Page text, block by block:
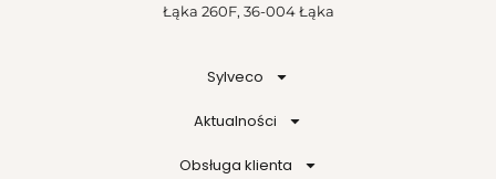
Łąka 260F, 36-004 Łąka
Sylveco
Aktualności
Obsługa klienta